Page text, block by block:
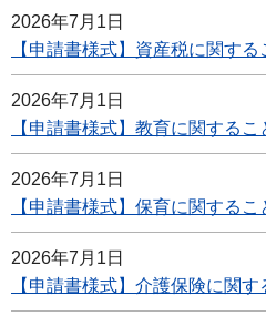
2026年7月1日
【申請書様式】資産税に関する
2026年7月1日
【申請書様式】教育に関するこ
2026年7月1日
【申請書様式】保育に関するこ
2026年7月1日
【申請書様式】介護保険に関す